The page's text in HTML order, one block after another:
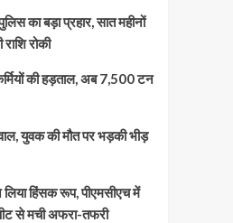
का बड़ा प्रहार, सात महीनों
रोकी
की हड़ताल, अब 7,500 टन
युवक की मौत पर भड़की भीड़
हिंसक रूप, पीएमसीएच में
से मची अफरा-तफरी